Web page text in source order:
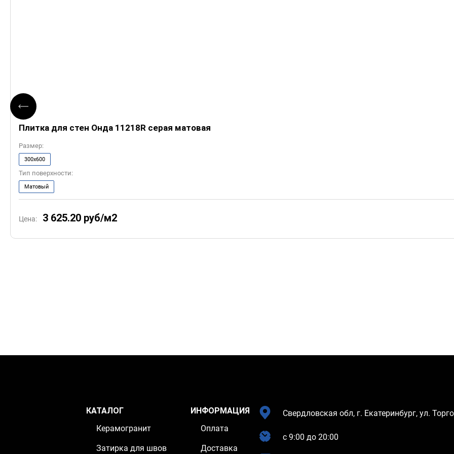
Плитка для стен Онда 11218R серая матовая
Цена: 3 625.20 руб/м2
Размер:
300x600
Тип поверхности:
Матовый
КАТАЛОГ
Керамогранит
Затирка для швов
ИНФОРМАЦИЯ
Оплата
Доставка
Свердловская обл, г. Екатеринбург, ул.
c 9:00 до 20:00